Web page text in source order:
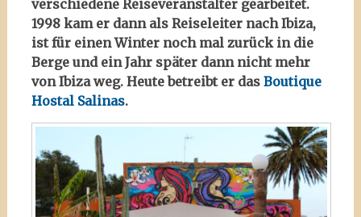
verschiedene Reiseveranstalter gearbeitet.
1998 kam er dann als Reiseleiter nach Ibiza,
ist für einen Winter noch mal zurück in die
Berge und ein Jahr später dann nicht mehr
von Ibiza weg. Heute betreibt er das Boutique
Hostal Salinas.